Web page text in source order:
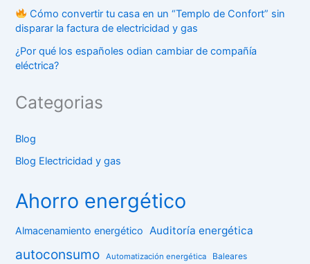
Cómo convertir tu casa en un “Templo de Confort” sin
disparar la factura de electricidad y gas
¿Por qué los españoles odian cambiar de compañía
eléctrica?
Categorias
Blog
Blog Electricidad y gas
Ahorro energético
Almacenamiento energético Auditoría energética
autoconsumo Automatización energética Baleares